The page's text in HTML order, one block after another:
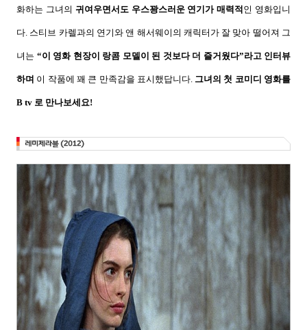
화하는 그녀의 귀여우면서도 우스꽝스러운 연기가 매력적 인 영화입니
다. 스티브 카렐과의 연기와 앤 해서웨이의 캐릭터가 잘 맞아 떨어져 그
녀는 “이 영화 현장이 랑콤 모델이 된 것보다 더 즐거웠다”라고 인터뷰
하며 이 작품에 꽤 큰 만족감을 표시했답니다. 그녀의 첫 코미디 영화를
B tv 로 만나보세요!